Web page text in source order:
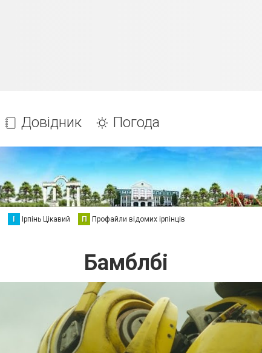
Довідник Погода
І Ірпінь Цікавий П Профайли відомих ірпінців
Бамблбі